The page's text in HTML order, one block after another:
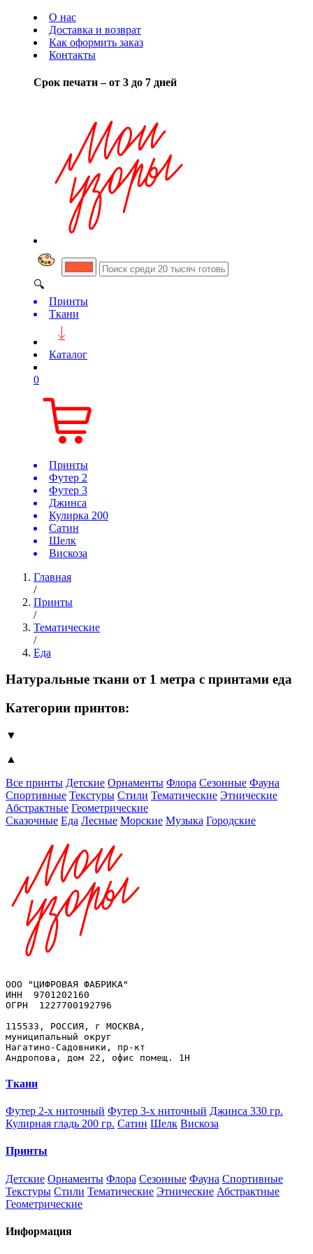
О нас
Доставка и возврат
Как оформить заказ
Контакты
Срок печати – от 3 до 7 дней
🔍
Принты
Ткани
Каталог
0
Принты
Футер 2
Футер 3
Джинса
Кулирка 200
Сатин
Шелк
Вискоза
Главная
/
Принты
/
Тематические
/
Еда
Натуральные ткани от 1 метра с принтами еда
Категории принтов:
▼
▲
Все принты Детские Орнаменты Флора Сезонные Фауна
Спортивные Текстуры Стили Тематические Этнические
Абстрактные Геометрические
Сказочные Еда Лесные Морские Музыка Городские
OOO "ЦИФРОВАЯ ФАБРИКА"
ИНН  9701202160
ОГРН  1227700192796
115533, РОССИЯ, г МОСКВА,
муниципальный округ
Нагатино-Садовники, пр-кт
Ткани
Футер 2-х ниточный Футер 3-х ниточный Джинса 330 гр.
Кулирная гладь 200 гр. Сатин Шелк Вискоза
Принты
Детские Орнаменты Флора Сезонные Фауна Спортивные
Текстуры Стили Тематические Этнические Абстрактные
Геометрические
Информация